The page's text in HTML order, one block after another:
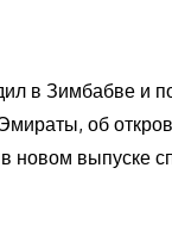
в Зимбабве и
об
новом выпуске